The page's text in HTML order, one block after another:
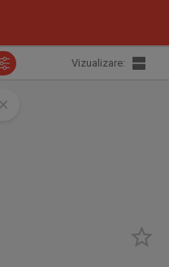
Vizualizare: